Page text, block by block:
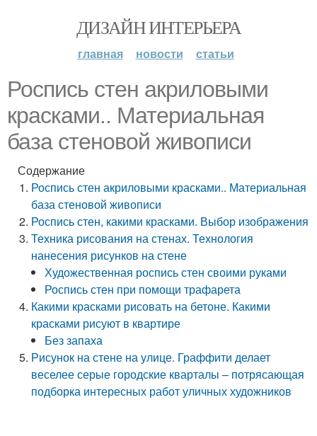
ДИЗАЙН ИНТЕРЬЕРА
главная новости статьи
Роспись стен акриловыми
красками.. Материальная
база стеновой живописи
Содержание
Роспись стен акриловыми красками.. Материальная
база стеновой живописи
Роспись стен, какими красками. Выбор изображения
Техника рисования на стенах. Технология
нанесения рисунков на стене
Художественная роспись стен своими руками
Роспись стен при помощи трафарета
Какими красками рисовать на бетоне. Какими
красками рисуют в квартире
Без запаха
Рисунок на стене на улице. Граффити делает
веселее серые городские кварталы – потрясающая
подборка интересных работ уличных художников